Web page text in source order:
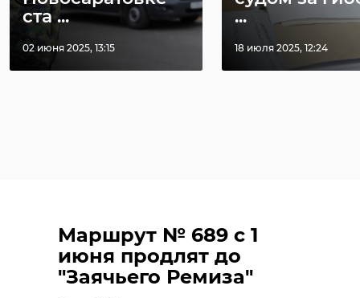
ста ...
02 июня 2025, 13:15
...
18 июля 2025, 12:24
Маршрут № 689 с 1
июня продлят до
"Заячьего Ремиза"